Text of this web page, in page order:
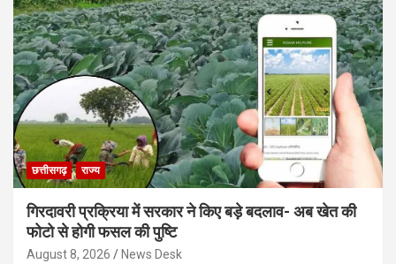
छत्तीसगढ़ राज्य
गिरदावरी प्रक्रिया में सरकार ने किए बड़े बदलाव- अब खेत की
फोटो से होगी फसल की पुष्टि
August 8, 2026 News Desk